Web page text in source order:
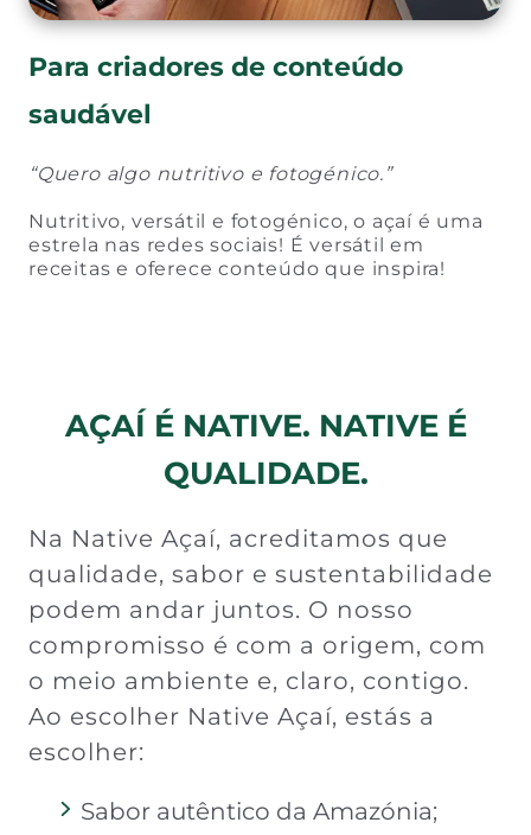
Para criadores de conteúdo
saudável
“Quero algo nutritivo e fotogénico.”
Nutritivo, versátil e fotogénico, o açaí é uma
estrela nas redes sociais! É versátil em
receitas e oferece conteúdo que inspira!
AÇAÍ É NATIVE. NATIVE É
QUALIDADE.
Na Native Açaí, acreditamos que
qualidade, sabor e sustentabilidade
podem andar juntos. O nosso
compromisso é com a origem, com
o meio ambiente e, claro, contigo.
Ao escolher Native Açaí, estás a
escolher:
Sabor autêntico da Amazónia;